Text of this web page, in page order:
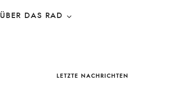
ÜBER DAS RAD
LETZTE NACHRICHTEN